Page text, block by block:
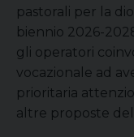
pastorali per la
biennio 2026-
gli operatori
vocazionale ad
prioritaria
altre proposte del